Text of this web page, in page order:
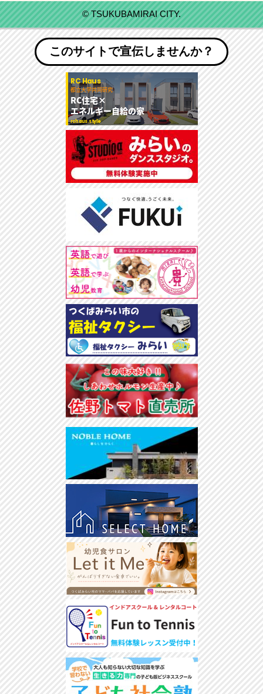
© TSUKUBAMIRAI CITY.
このサイトで宣伝しませんか？